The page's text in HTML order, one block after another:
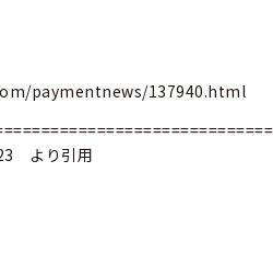
paymentnews/137940.html
より引用